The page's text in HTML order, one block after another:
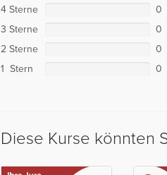
4 Sterne
0
3 Sterne
0
2 Sterne
0
1 Stern
0
Diese Kurse könnten